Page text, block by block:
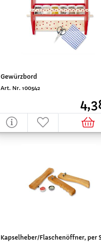
Gewürzbord
Art. Nr. 100542
Kapselheber/Flaschenöffner, per